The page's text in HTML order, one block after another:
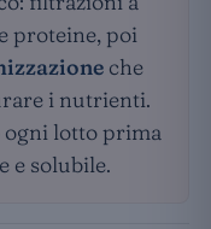
proteine, poi
che
i nutrienti.
lotto prima
e solubile.